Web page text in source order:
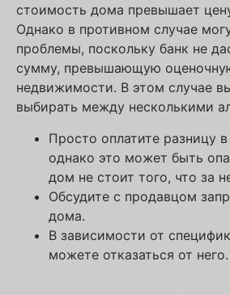
стоимость дома превышает
Однако в противном случае
проблемы, поскольку банк не
сумму, превышающую
недвижимости. В этом случае
выбирать между несколькими
Просто оплатите разницу
однако это может быть
дом не стоит того, что за
Обсудите с продавцом
дома.
В зависимости от
можете отказаться от него.